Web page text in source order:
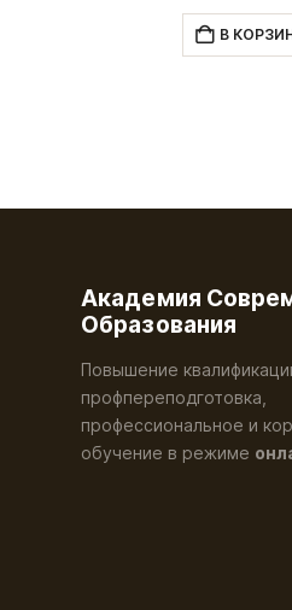
В
Академия
Образования
Повышение
профпереподготовка,
профессиональное и
обучение в режиме